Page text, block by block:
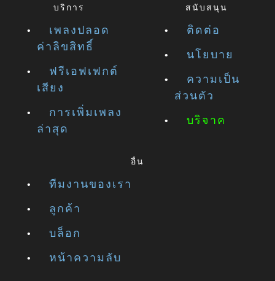
บริการ
เพลงปลอด
ค่าลิขสิทธิ์
ฟรีเอฟเฟกต์
เสียง
การเพิ่มเพลง
ล่าสุด
สนับสนุน
ติดต่อ
นโยบาย
ความเป็น
ส่วนตัว
บริจาค
อื่น
ทีมงานของเรา
ลูกค้า
บล็อก
หน้าความลับ